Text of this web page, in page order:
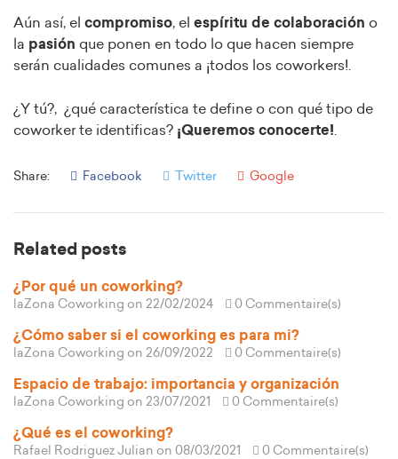
Aún así, el compromiso, el espíritu de colaboración o
la pasión que ponen en todo lo que hacen siempre
serán cualidades comunes a ¡todos los coworkers!.
¿Y tú?, ¿qué característica te define o con qué tipo de
coworker te identificas? ¡Queremos conocerte!.
Share: Facebook Twitter Google
Related posts
¿Por qué un coworking?
laZona Coworking on 22/02/2024 0 Commentaire(s)
¿Cómo saber si el coworking es para mi?
laZona Coworking on 26/09/2022 0 Commentaire(s)
Espacio de trabajo: importancia y organización
laZona Coworking on 23/07/2021 0 Commentaire(s)
¿Qué es el coworking?
Rafael Rodriguez Julian on 08/03/2021 0 Commentaire(s)